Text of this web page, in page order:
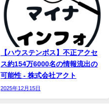
【ハウステンボス】不正アクセ
ス約154万6000名の情報流出の
可能性 - 株式会社アクト
2025年12月15日